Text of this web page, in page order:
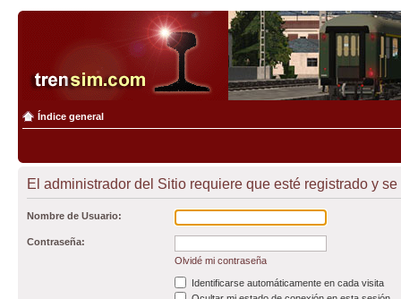
Índice general
El administrador del Sitio requiere que esté registrado y
Nombre de Usuario:
Contraseña:
Olvidé mi contraseña
Identificarse automáticamente en cada visita